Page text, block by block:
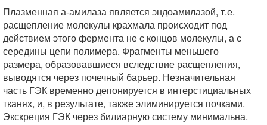
Плазменная а-амилаза является эндоамилазой, т.е.
расщепление молекулы крахмала происходит под
действием этого фермента не с концов молекулы, а с
середины цепи полимера. Фрагменты меньшего
размера, образовавшиеся вследствие расщепления,
выводятся через почечный барьер. Незначительная
часть ГЭК временно депонируется в интерстициальных
тканях, и, в результате, также элиминируется почками.
Экскреция ГЭК через билиарную систему минимальна.